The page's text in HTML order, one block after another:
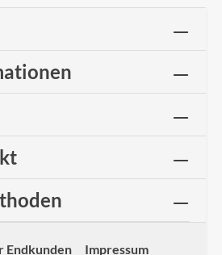
Impressum